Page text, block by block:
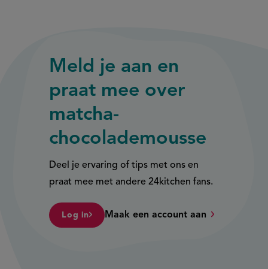
Meld je aan en
praat mee over
matcha-
chocolademousse
Deel je ervaring of tips met ons en
praat mee met andere 24kitchen fans.
Log in Maak een account aan